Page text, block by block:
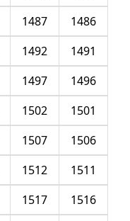
1486
1487
1491
1492
1496
1497
1501
1502
1506
1507
1511
1512
1516
1517